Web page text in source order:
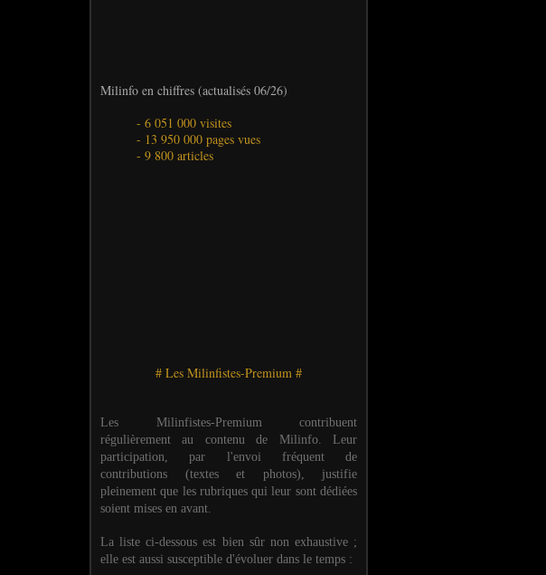
Milinfo en chiffres (actualisés 06/26)
- 6 051 000 visites
- 13 950 000 pages vues
- 9 800 articles
# Les Milinfistes-Premium #
Les Milinfistes-Premium contribuent
régulièrement au contenu de Milinfo. Leur
participation, par l'envoi fréquent de
contributions (textes et photos), justifie
pleinement que les rubriques qui leur sont dédiées
soient mises en avant.
La liste ci-dessous est bien sûr non exhaustive ;
elle est aussi susceptible d'évoluer dans le temps :